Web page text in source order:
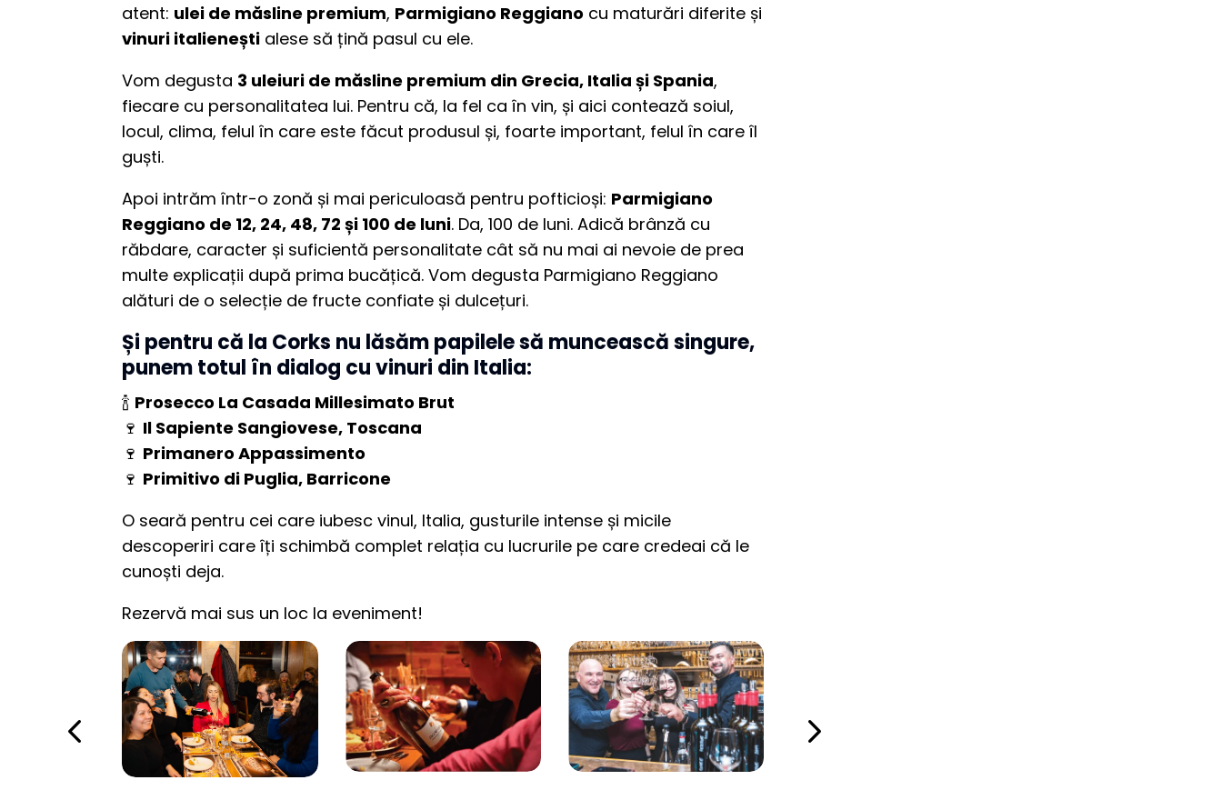
atent: ulei de măsline premium, Parmigiano Reggiano cu maturări diferite și
vinuri italienești alese să țină pasul cu ele.
Vom degusta 3 uleiuri de măsline premium din Grecia, Italia și Spania,
fiecare cu personalitatea lui. Pentru că, la fel ca în vin, și aici contează soiul,
locul, clima, felul în care este făcut produsul și, foarte important, felul în care îl
guști.
Apoi intrăm într-o zonă și mai periculoasă pentru pofticioși: Parmigiano
Reggiano de 12, 24, 48, 72 și 100 de luni. Da, 100 de luni. Adică brânză cu
răbdare, caracter și suficientă personalitate cât să nu mai ai nevoie de prea
multe explicații după prima bucățică. Vom degusta Parmigiano Reggiano
alături de o selecție de fructe confiate și dulcețuri.
Și pentru că la Corks nu lăsăm papilele să muncească singure,
punem totul în dialog cu vinuri din Italia:
🍾 Prosecco La Casada Millesimato Brut
🍷 Il Sapiente Sangiovese, Toscana
🍷 Primanero Appassimento
🍷 Primitivo di Puglia, Barricone
O seară pentru cei care iubesc vinul, Italia, gusturile intense și micile
descoperiri care îți schimbă complet relația cu lucrurile pe care credeai că le
cunoști deja.
Rezervă mai sus un loc la eveniment!